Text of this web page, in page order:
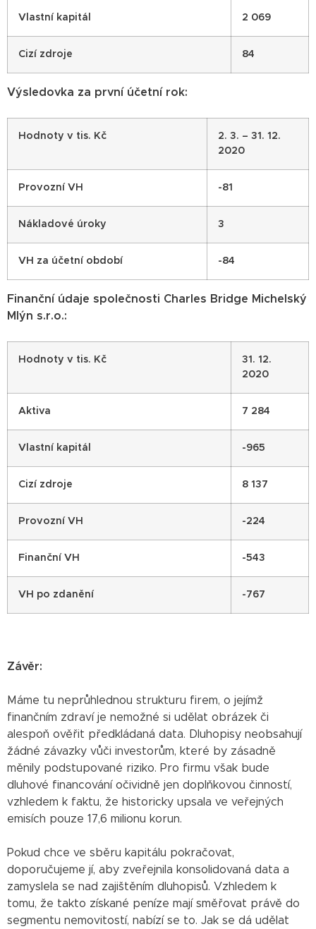
Vlastní kapitál 2 069
Cizí zdroje 84
Výsledovka za první účetní rok:
Hodnoty v tis. Kč
2. 3. – 31. 12.
2020
Provozní VH -81
Nákladové úroky 3
VH za účetní období -84
Finanční údaje společnosti Charles Bridge Michelský
Mlýn s.r.o.:
Hodnoty v tis. Kč
31. 12.
2020
Aktiva 7 284
Vlastní kapitál -965
Cizí zdroje 8 137
Provozní VH -224
Finanční VH -543
VH po zdanění -767
Závěr:
Máme tu neprůhlednou strukturu firem, o jejímž
finančním zdraví je nemožné si udělat obrázek či
alespoň ověřit předkládaná data. Dluhopisy neobsahují
žádné závazky vůči investorům, které by zásadně
měnily podstupované riziko. Pro firmu však bude
dluhové financování očividně jen doplňkovou činností,
vzhledem k faktu, že historicky upsala ve veřejných
emisích pouze 17,6 milionu korun.
Pokud chce ve sběru kapitálu pokračovat,
doporučujeme jí, aby zveřejnila konsolidovaná data a
zamyslela se nad zajištěním dluhopisů. Vzhledem k
tomu, že takto získané peníze mají směřovat právě do
segmentu nemovitostí, nabízí se to. Jak se dá udělat